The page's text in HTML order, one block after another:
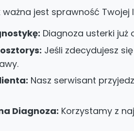
ważna jest sprawność
Diagnoza usterki już
Jeśli zdecydujesz
Nasz serwisant
Diagnoza: Korzystamy z